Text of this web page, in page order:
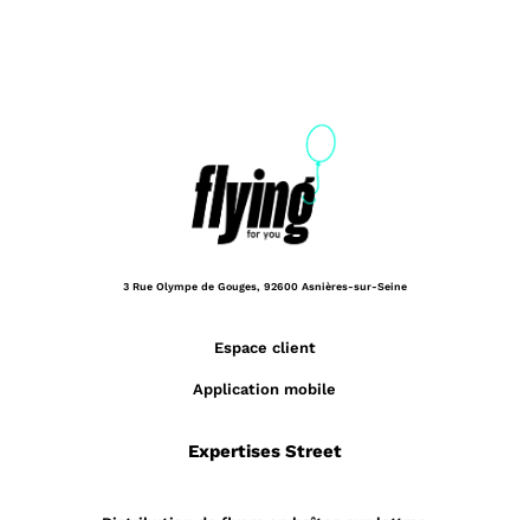
3 Rue Olympe de Gouges, 92600 Asnières-sur-Seine
Espace client
Application mobile
Expertises Street